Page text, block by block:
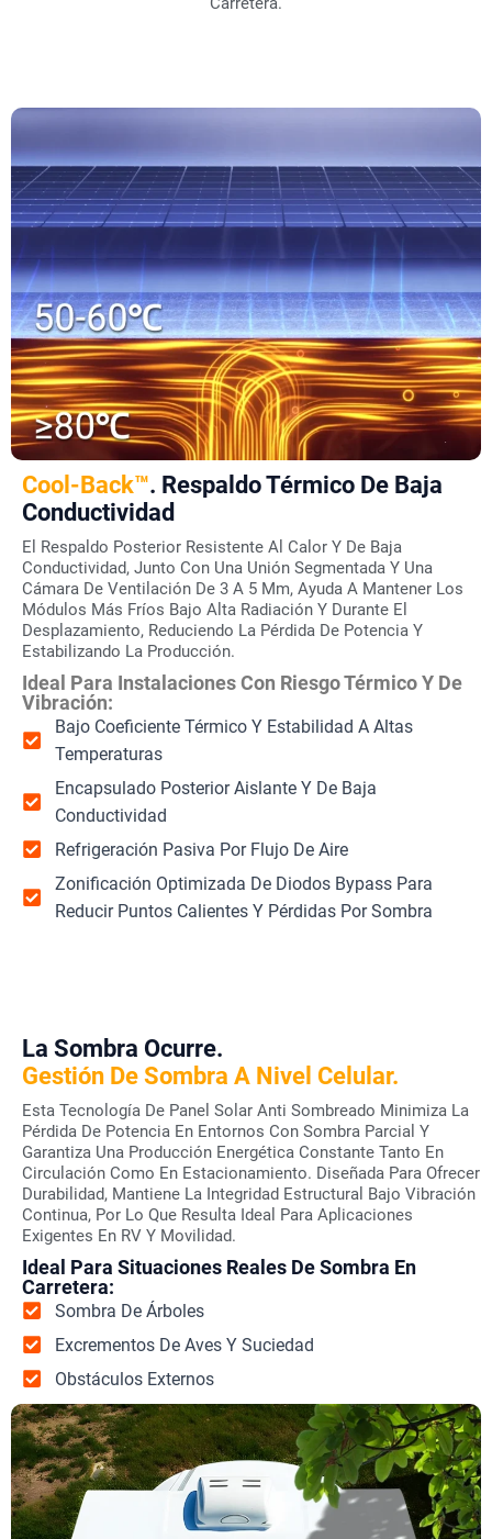
Cool-Back™. Respaldo Térmico De Baja
Conductividad
El Respaldo Posterior Resistente Al Calor Y De Baja
Conductividad, Junto Con Una Unión Segmentada Y Una
Cámara De Ventilación De 3 A 5 Mm, Ayuda A Mantener Los
Módulos Más Fríos Bajo Alta Radiación Y Durante El
Desplazamiento, Reduciendo La Pérdida De Potencia Y
Estabilizando La Producción.
Ideal Para Instalaciones Con Riesgo Térmico Y De
Vibración:
Bajo Coeficiente Térmico Y Estabilidad A Altas
Temperaturas
Encapsulado Posterior Aislante Y De Baja
Conductividad
Refrigeración Pasiva Por Flujo De Aire
Zonificación Optimizada De Diodos Bypass Para
Reducir Puntos Calientes Y Pérdidas Por Sombra
La Sombra Ocurre.
Gestión De Sombra A Nivel Celular.
Esta Tecnología De Panel Solar Anti Sombreado Minimiza La
Pérdida De Potencia En Entornos Con Sombra Parcial Y
Garantiza Una Producción Energética Constante Tanto En
Circulación Como En Estacionamiento. Diseñada Para Ofrecer
Durabilidad, Mantiene La Integridad Estructural Bajo Vibración
Continua, Por Lo Que Resulta Ideal Para Aplicaciones
Exigentes En RV Y Movilidad.
Ideal Para Situaciones Reales De Sombra En
Carretera:
Sombra De Árboles
Excrementos De Aves Y Suciedad
Obstáculos Externos